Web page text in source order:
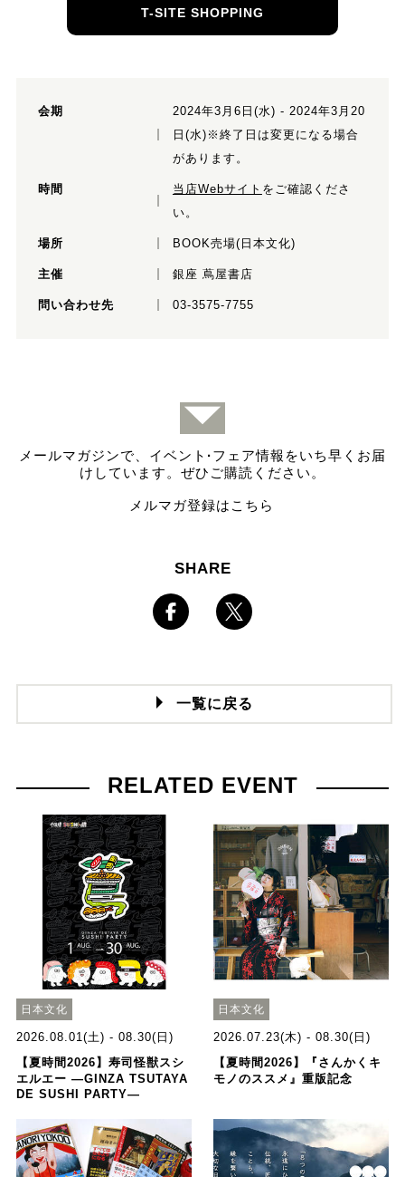
T-SITE SHOPPING
会期
2024年3月6日(水) - 2024年3月20
日(水)※終了日は変更になる場合
があります。
時間 当店Webサイト をご確認くださ
い。
場所 BOOK売場(日本文化)
主催 銀座 蔦屋書店
問い合わせ先 03-3575-7755
メールマガジンで、イベント ·フェア情報をいち早くお届
けしています。ぜひご購読ください。
メルマガ登録はこちら
SHARE
一覧に戻る
RELATED EVENT
日本文化
2026.08.01(土) - 08.30(日)
【夏時間2026】寿司怪獣スシ
エルエー ―GINZA TSUTAYA
DE SUSHI PARTY―
日本文化
2026.07.23(木) - 08.30(日)
【夏時間2026】『さんかくキ
モノのススメ』重版記念